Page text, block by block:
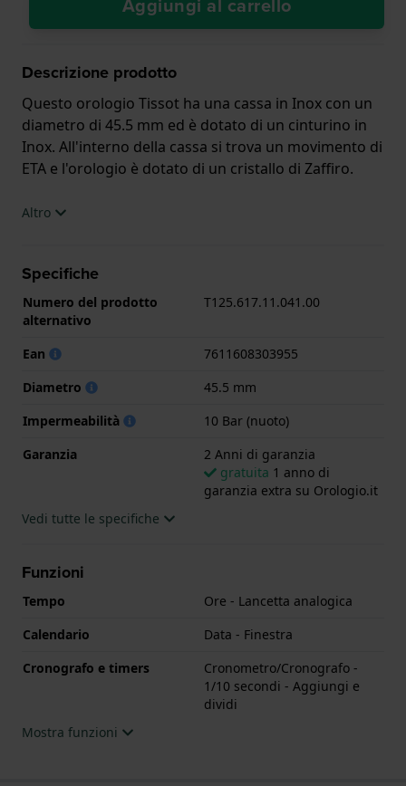
Descrizione prodotto
Questo orologio Tissot ha una cassa in Inox con un
diametro di 45.5 mm ed è dotato di un cinturino in
Inox. All'interno della cassa si trova un movimento di
ETA e l'orologio è dotato di un cristallo di Zaffiro.
L'orologio è impermeabile a 10ATM. Questo significa
.
Altro
Specifiche
Numero del prodotto
alternativo
T125.617.11.041.00
Ean
7611608303955
Diametro
45.5 mm
Impermeabilità
10 Bar (nuoto)
Garanzia
2 Anni di garanzia
gratuita 1 anno di
garanzia extra su Orologio.it
Vedi tutte le specifiche
Funzioni
Tempo
Ore - Lancetta analogica
Calendario
Data - Finestra
Cronografo e timers
Cronometro/Cronografo -
1/10 secondi - Aggiungi e
dividi
Mostra funzioni